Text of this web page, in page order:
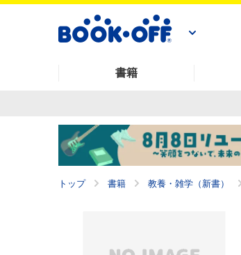
書籍
トップ 書籍 教養・雑学（新書）